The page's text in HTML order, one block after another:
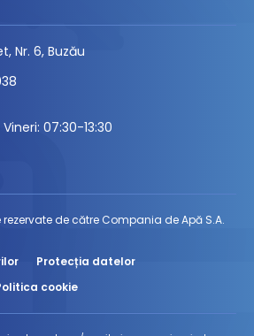
Nr. 6, Buzău
07:30-13:30
de către Compania de Apă S.A.
Protecția datelor
cookie